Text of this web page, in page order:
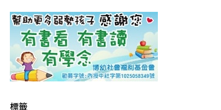
標籤